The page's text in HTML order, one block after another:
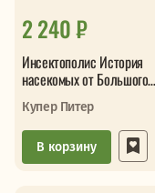
2 240 ₽
Инсектополис История
насекомых от Большого
Купер Питер
В корзину